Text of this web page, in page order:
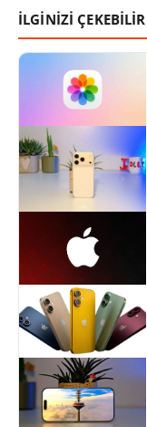
İLGİNİZİ ÇEKEBİLİR